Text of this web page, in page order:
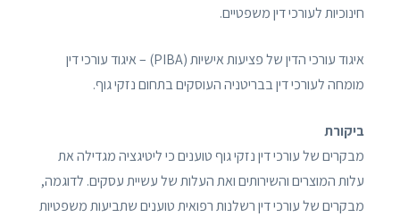
חינוכיות לעורכי דין משפטיים.
איגוד עורכי הדין של פציעות אישיות (PIBA) – איגוד עורכי דין
מומחה לעורכי דין בבריטניה העוסקים בתחום נזקי גוף.
ביקורת
מבקרים של עורכי דין נזקי גוף טוענים כי ליטיגציה מגדילה את
עלות המוצרים והשירותים ואת העלות של עשיית עסקים. לדוגמה,
מבקרים של עורכי דין רשלנות רפואית טוענים שתביעות משפטיות